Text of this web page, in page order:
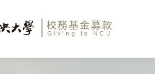
校務基金募款
Giving to NCU